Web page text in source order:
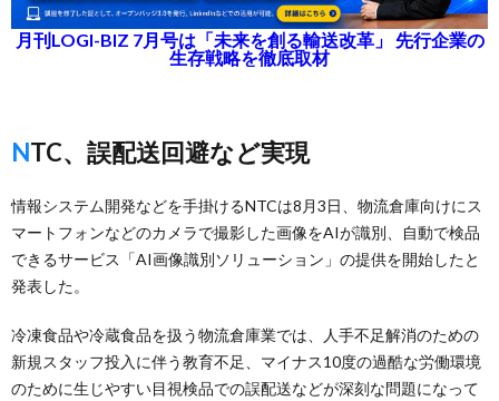
月刊LOGI-BIZ 7月号は「未来を創る輸送改革」 先行企業の
生存戦略を徹底取材
NTC、誤配送回避など実現
情報システム開発などを手掛けるNTCは8月3日、物流倉庫向けにス
マートフォンなどのカメラで撮影した画像をAIが識別、自動で検品
できるサービス「AI画像識別ソリューション」の提供を開始したと
発表した。
冷凍食品や冷蔵食品を扱う物流倉庫業では、人手不足解消のための
新規スタッフ投入に伴う教育不足、マイナス10度の過酷な労働環境
のために生じやすい目視検品での誤配送などが深刻な問題になって